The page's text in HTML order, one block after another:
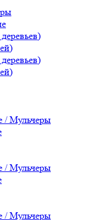
/ Мульчеры
/ Мульчеры
/ Мульчеры